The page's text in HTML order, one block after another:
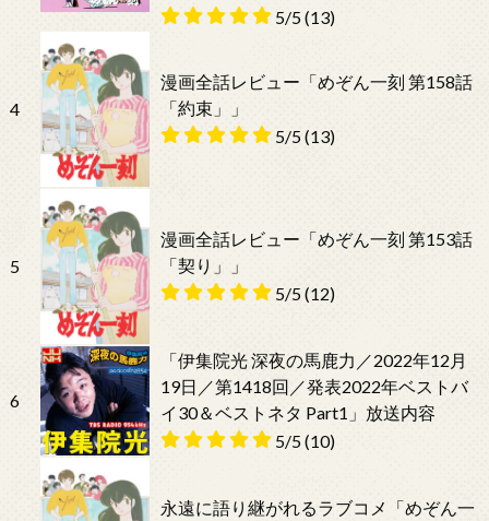
5/5(13)
4
漫画全話レビュー「めぞん一刻 第158話
「約束」」
5/5(13)
5
漫画全話レビュー「めぞん一刻 第153話
「契り」」
5/5(12)
6
「伊集院光 深夜の馬鹿力／2022年12月
19日／第1418回／発表2022年ベストバ
イ30＆ベストネタ Part1」放送内容
5/5(10)
永遠に語り継がれるラブコメ「めぞん一